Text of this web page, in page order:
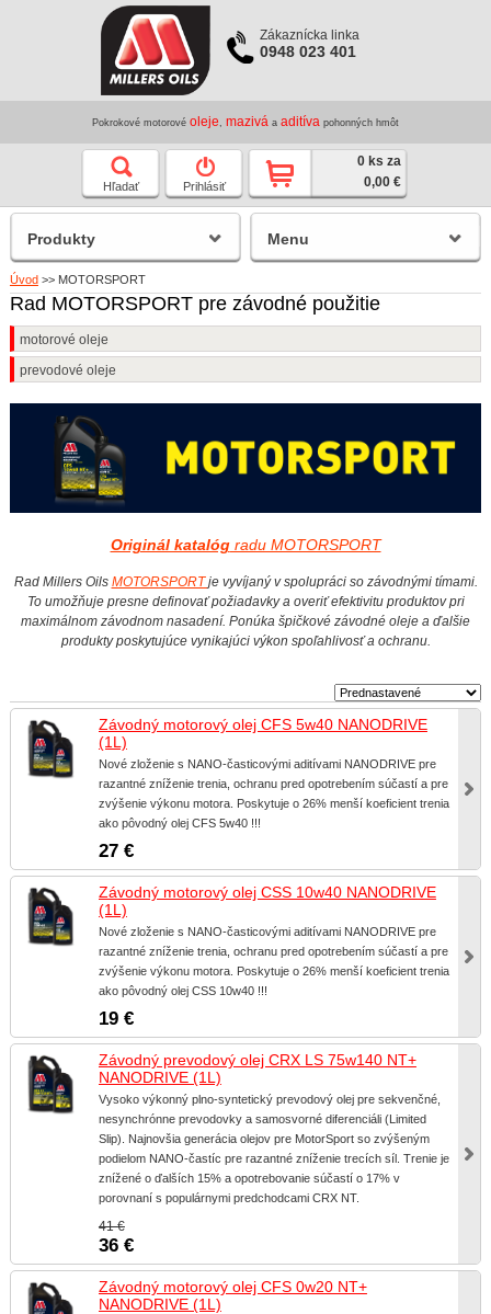
Zákaznícka linka
0948 023 401
Pokrokové motorové oleje mazivá a aditíva pohonných hmôt
Hľadať Prihlásiť
0 ks za
0,00 €
Úvod >> MOTORSPORT
Rad MOTORSPORT pre závodné použitie
motorové oleje
prevodové oleje
Originál katalógradu MOTORSPORT
Rad Millers Oils MOTORSPORTje vyvíjaný v spolupráci so závodnými tímami.
To umožňuje presne definovať požiadavky a overiť efektivitu produktov pri
maximálnom závodnom nasadení. Ponúka špičkové závodné oleje a ďalšie
produkty poskytujúce vynikajúci výkon spoľahlivosť a ochranu.
Závodný motorový olej CFS 5w40 NANODRIVE
(1L)
Nové zloženie s NANO-časticovými aditívami NANODRIVE pre
razantné zníženie trenia, ochranu pred opotrebením súčastí a pre
zvýšenie výkonu motora. Poskytuje o 26% menší koeficient trenia
ako pôvodný olej CFS 5w40 !!!
27 €
Závodný motorový olej CSS 10w40 NANODRIVE
(1L)
Nové zloženie s NANO-časticovými aditívami NANODRIVE pre
razantné zníženie trenia, ochranu pred opotrebením súčastí a pre
zvýšenie výkonu motora. Poskytuje o 26% menší koeficient trenia
ako pôvodný olej CSS 10w40 !!!
19 €
Závodný prevodový olej CRX LS 75w140 NT+
NANODRIVE (1L)
Vysoko výkonný plno-syntetický prevodový olej pre sekvenčné,
nesynchrónne prevodovky a samosvorné diferenciáli (Limited
Slip). Najnovšia generácia olejov pre MotorSport so zvýšeným
podielom NANO-častíc pre razantné zníženie trecích síl. Trenie je
znížené o ďalších 15% a opotrebovanie súčastí o 17% v
porovnaní s populárnymi predchodcami CRX NT.
41 €
36 €
Závodný motorový olej CFS 0w20 NT+
NANODRIVE (1L)
Produkty Menu